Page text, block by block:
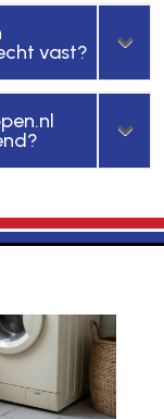
vast?